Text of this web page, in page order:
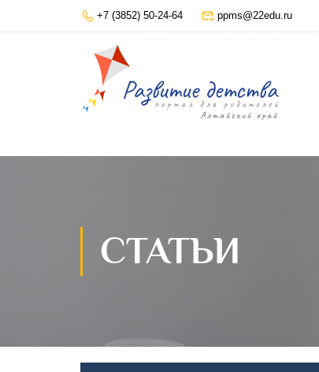
+7 (3852) 50-24-64 ppms@22edu.ru
СТАТЬИ